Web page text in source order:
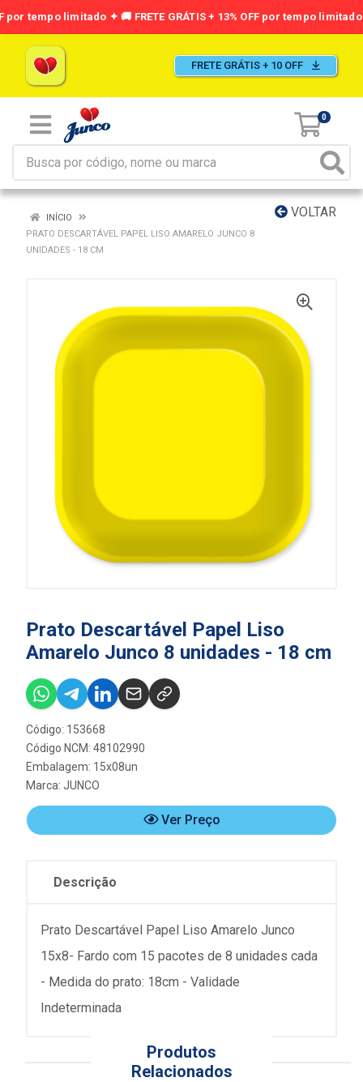
FRETE GRÁTIS + 10 OFF
0
VOLTAR
INÍCIO
PRATO DESCARTÁVEL PAPEL LISO AMARELO JUNCO 8
UNIDADES - 18 CM
Prato Descartável Papel Liso
Amarelo Junco 8 unidades - 18 cm
Código: 153668
Código NCM: 48102990
Embalagem: 15x08un
Marca: JUNCO
Ver Preço
Descrição
Prato Descartável Papel Liso Amarelo Junco
15x8- Fardo com 15 pacotes de 8 unidades cada
- Medida do prato: 18cm - Validade
Indeterminada
Produtos
Relacionados